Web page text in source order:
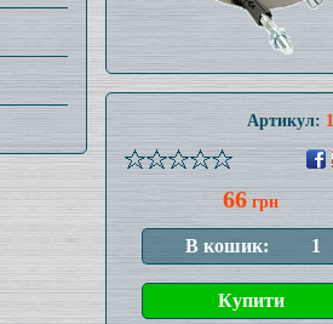
Артикул:
66 грн